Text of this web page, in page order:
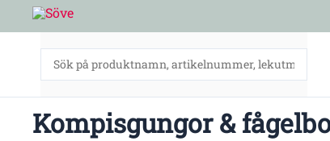
Hoppa
till
innehåll
Kompisgungor &